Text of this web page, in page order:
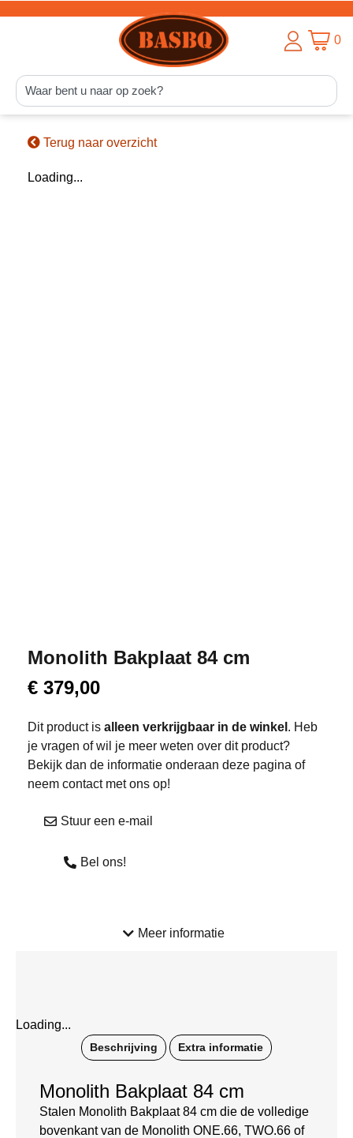
0
Terug naar overzicht
Loading...
Monolith Bakplaat 84 cm
€ 379,00
Dit product is alleen verkrijgbaar in de winkel . Heb
je vragen of wil je meer weten over dit product?
Bekijk dan de informatie onderaan deze pagina of
neem contact met ons op!
Stuur een e-mail
Bel ons!
Meer informatie
Loading...
Beschrijving Extra informatie
Monolith Bakplaat 84 cm
Stalen Monolith Bakplaat 84 cm die de volledige
bovenkant van de Monolith ONE.66, TWO.66 of